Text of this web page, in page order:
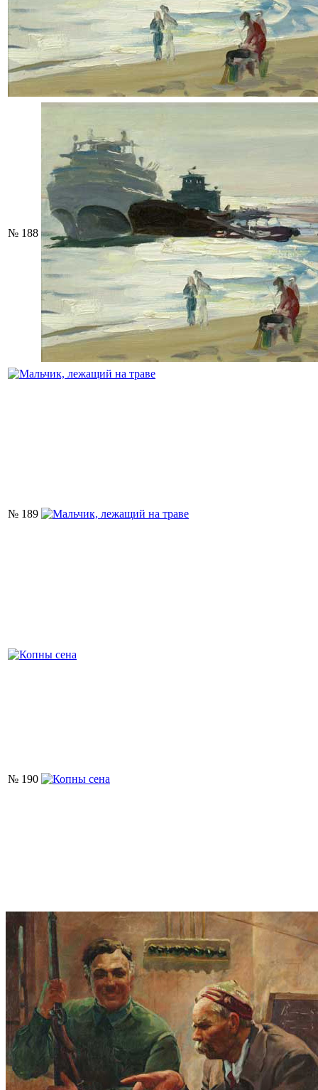
№ 188
№ 189
№ 190